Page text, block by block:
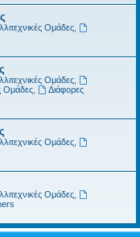
Ομάδες,
Ομάδες,
Ομάδες,
Διάφορες
Ομάδες,
Ομάδες,